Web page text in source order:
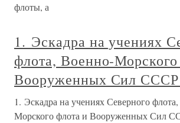
флоты, а
1. Эскадра на учениях
флота, Военно-
Вооруженных Сил
1. Эскадра на учениях Северного
Морского флота и Вооруженных Сил